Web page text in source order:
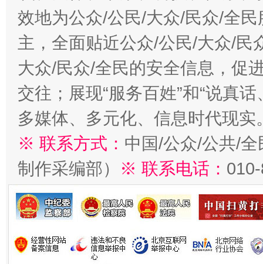
效地为公众/公民/大众/民众/全
主，全面贴近公众/公民/大众/民
大众/民众/全民的安全信息，促
交往；展现“服务百姓”和“说真
多媒体、多元化、信息时代现实
※ 联系方式： 中国/公众/公共/
制作采编部）
※ 联系电话：